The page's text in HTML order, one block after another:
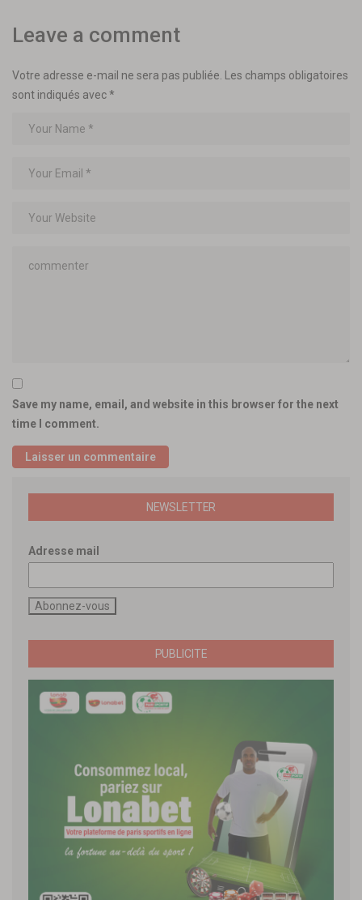
Leave a comment
Votre adresse e-mail ne sera pas publiée.
Les champs obligatoires
sont indiqués avec*
Save my name, email, and website in this browser for the next
time I comment.
NEWSLETTER
Adresse mail
PUBLICITE